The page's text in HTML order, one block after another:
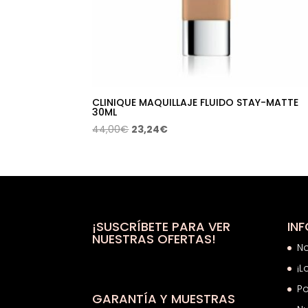
CLINIQUE MAQUILLAJE FLUIDO STAY-MATTE
30ML
44,00€ El
era:
23,24€El
es:
¡SUSCRÍBETE PARA VER
NUESTRAS OFERTAS!
GARANTÍA Y MUESTRAS